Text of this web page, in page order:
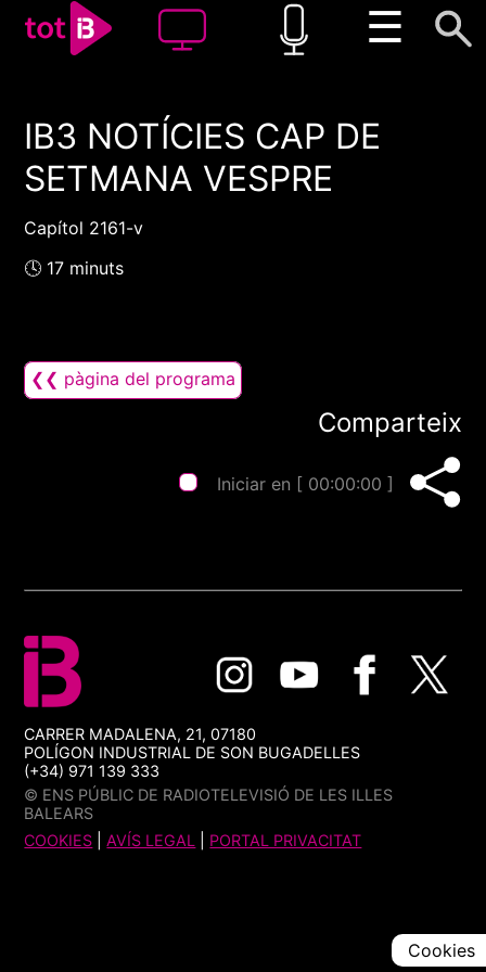
☰
00:00 00:00
1x
IB3 NOTÍCIES CAP DE
SETMANA VESPRE
Capítol 2161-v
🕓 17 minuts
❮❮ pàgina del programa
Comparteix
Iniciar en [ 00:00:00 ]
CARRER MADALENA, 21, 07180
POLÍGON INDUSTRIAL DE SON BUGADELLES
(+34) 971 139 333
© ENS PÚBLIC DE RADIOTELEVISIÓ DE LES ILLES
BALEARS
COOKIES |AVÍS LEGAL PORTAL PRIVACITAT
Cookies